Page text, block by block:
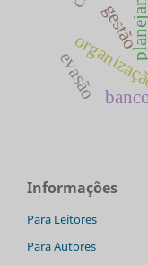
gestão
evasão
Informações
Para Leitores
Para Autores